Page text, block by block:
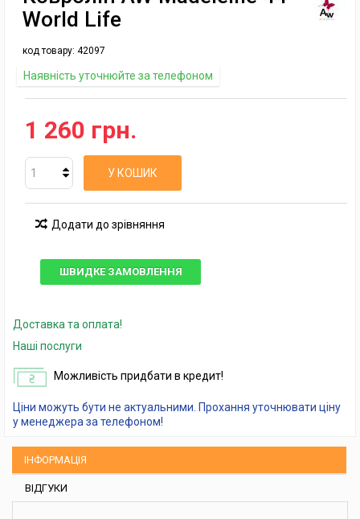
World Life
код товару: 42097
Наявність уточнюйте за телефоном
1 260 грн.
У КОШИК
Додати до зрівняння
ШВИДКЕ ЗАМОВЛЕННЯ
Доставка та оплата!
Наші послуги
Можливість придбати в кредит!
Ціни можуть бути не актуальними. Прохання уточнювати ціну
у менеджера за телефоном!
ІНФОРМАЦІЯ
ВІДГУКИ